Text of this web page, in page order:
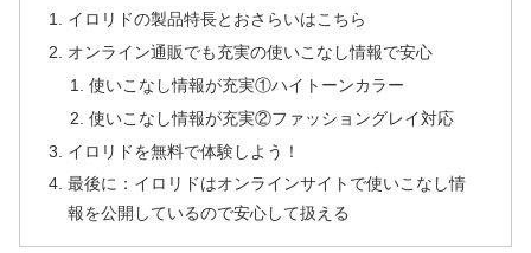
イロリドの製品特長とおさらいはこちら
オンライン通販でも充実の使いこなし情報で安心
使いこなし情報が充実①ハイトーンカラー
使いこなし情報が充実②ファッショングレイ対応
イロリドを無料で体験しよう！
最後に：イロリドはオンラインサイトで使いこなし情
報を公開しているので安心して扱える